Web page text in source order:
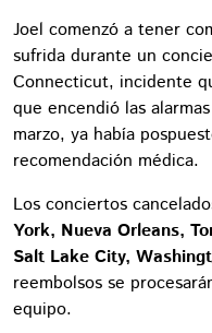
Joel comenzó a tener
sufrida durante un
Connecticut, incidente
que encendió las
marzo, ya había
recomendación médica.
Los conciertos
York, Nueva Orleans,
Salt Lake City,
reembolsos se
equipo.